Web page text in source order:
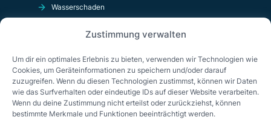
Zustimmung verwalten
Um dir ein optimales Erlebnis zu bieten, verwenden wir Technologien wie
Cookies, um Geräteinformationen zu speichern und/oder darauf
zuzugreifen. Wenn du diesen Technologien zustimmst, können wir Daten
wie das Surfverhalten oder eindeutige IDs auf dieser Website verarbeiten.
Wenn du deine Zustimmung nicht erteilst oder zurückziehst, können
bestimmte Merkmale und Funktionen beeinträchtigt werden.
Wasserschaden
OnlineShop